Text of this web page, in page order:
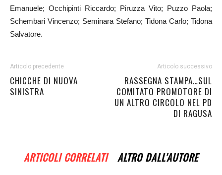
Emanuele; Occhipinti Riccardo; Piruzza Vito; Puzzo Paola;
Schembari Vincenzo; Seminara Stefano; Tidona Carlo; Tidona
Salvatore.
Articolo precedente
CHICCHE DI NUOVA
SINISTRA
Articolo successivo
RASSEGNA STAMPA…SUL
COMITATO PROMOTORE DI
UN ALTRO CIRCOLO NEL PD
DI RAGUSA
ARTICOLI CORRELATI ALTRO DALL'AUTORE